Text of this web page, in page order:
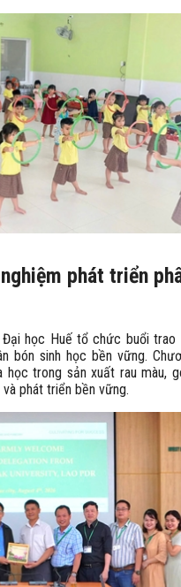
phát triển
học Huế tổ chức buổi trao
bón sinh học bền vững.
trong sản xuất rau màu,
phát triển bền vững.